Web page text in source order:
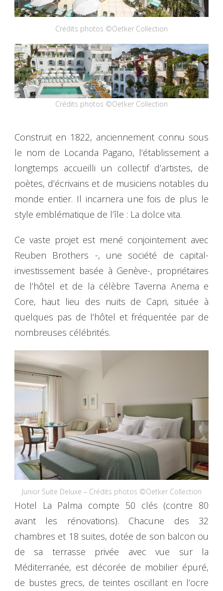
Crédits photos ©Oetker Collection
Crédits photos ©Oetker Collection
Construit en 1822, anciennement connu sous
le nom de Locanda Pagano, l’établissement a
longtemps accueilli un collectif d’artistes, de
poètes, d’écrivains et de musiciens notables du
monde entier. Il incarnera une fois de plus le
style emblématique de l’île : La dolce vita.
Ce vaste projet est mené conjointement avec
Reuben Brothers -, une société de capital-
investissement basée à Genève-, propriétaires
de l’hôtel et de la célèbre Taverna Anema e
Core, haut lieu des nuits de Capri, située à
quelques pas de l’hôtel et fréquentée par de
nombreuses célébrités.
Junior Suite Deluxe – Crédits photos ©Oetker Collection
Hotel La Palma compte 50 clés (contre 80
avant les rénovations). Chacune des 32
chambres et 18 suites, dotée de son balcon ou
de sa terrasse privée avec vue sur la
Méditerranée, est décorée de mobilier épuré,
de bustes grecs, de teintes oscillant en l’ocre